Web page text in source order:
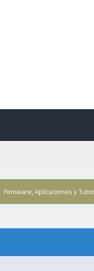
Firmware, Aplicaciones y